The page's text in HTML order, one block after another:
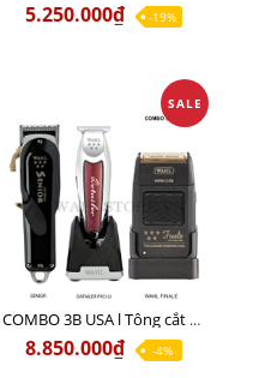
5.250.000₫ -19%
SALE
COMBO 3B USA l Tông cắt SENIOR + Tông viền DETAILER PRO LI + Cạo khô FINALE
8.850.000₫ -4%